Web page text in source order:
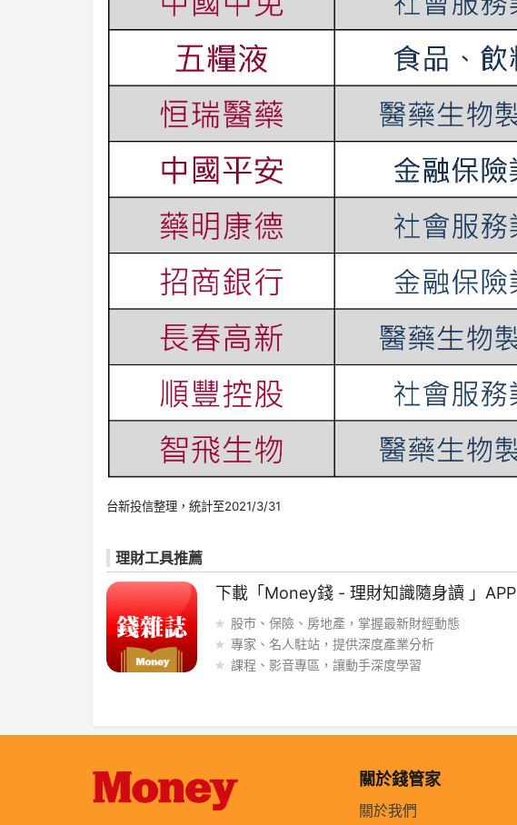
台新投信整理，統計至2021/3/31
理財工具推薦
下載「Money錢 - 理財知識隨身讀 」APP
股市、保險、房地產，掌握最新財經動態
專家、名人駐站，提供深度產業分析
課程、影音專區，讓動手深度學習
關於錢管家
關於我們